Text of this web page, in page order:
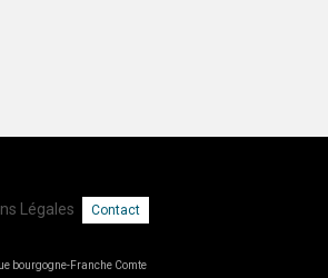
Légales Contact
bourgogne-Franche Comte